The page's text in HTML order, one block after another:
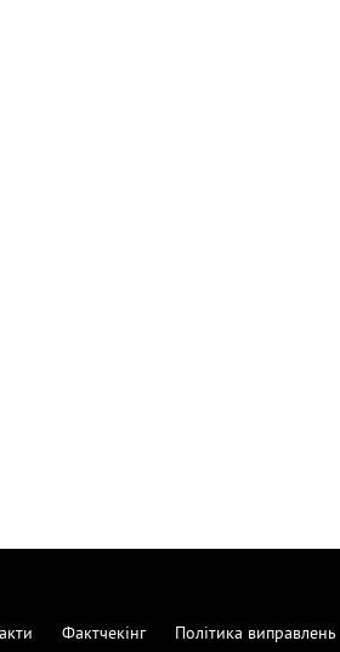
Фактчекінг Політика виправлень